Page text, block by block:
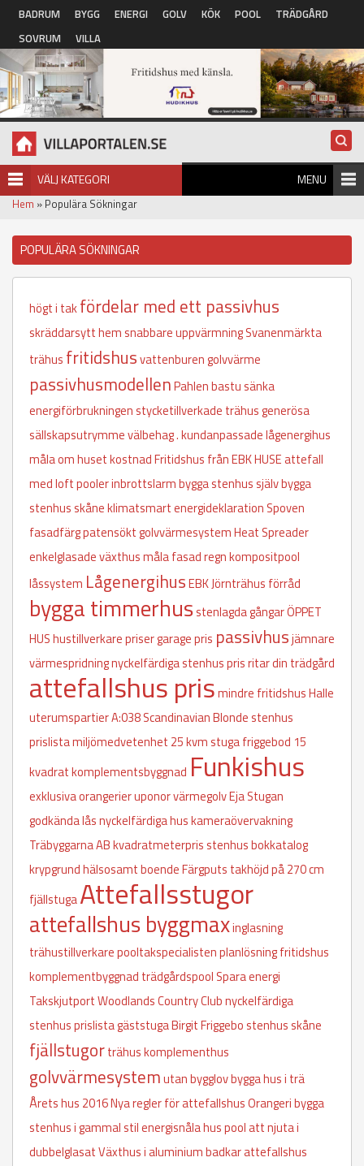
Hoppa till huvudinnehåll
BADRUM BYGG ENERGI GOLV KÖK POOL
TRÄDGÅRD
SOVRUM
VILLA
VÄLJ KATEGORI MENU
Hem » Populära Sökningar
POPULÄRA SÖKNINGAR
högt i takfördelar med ett passivhus
skräddarsytt hem snabbare uppvärmningSvanenmärkta
trähus fritidshusvattenburen golvvärme
passivhusmodellenPahlenbastu sänka
energiförbrukningen stycketillverkade trähusgenerösa
sällskapsutrymmevälbehag.kundanpassade lågenergihus
måla om huset kostnadFritidshus från EBK HUSEattefall
med loftpoolerinbrottslarmbygga stenhus självbygga
stenhus skåneklimatsmartenergideklaration Spoven
fasadfärgpatensökt golvvärmesystem Heat Spreader
enkelglasade växthusmåla fasad regnkompositpool
låssystem LågenergihusEBKJörnträhus förråd
bygga timmerhus stenlagda gångarÖPPET
HUShustillverkare prisergarage pris passivhusjämnare
värmespridningnyckelfärdiga stenhus prisritar din trädgård
attefallshus prismindre fritidshusHalle
uterumspartierA:038Scandinavian Blonde stenhus
prislistamiljömedvetenhet 25 kvm stugafriggebod 15
kvadratkomplementsbyggnad Funkishus
exklusiva orangerieruponor värmegolvEja Stugan
godkända låsnyckelfärdiga huskameraövervakning
Träbyggarna ABkvadratmeterpris stenhusbokkatalog
krypgrundhälsosamt boendeFärgputs takhöjd på 270 cm
fjällstugaAttefallsstugor
attefallshus byggmaxinglasning
trähustillverkarepooltakspecialistenplanlösning fritidshus
komplementbyggnad trädgårdspool Spara energi
TakskjutportWoodlands Country Clubnyckelfärdiga
stenhus prislistagäststugaBirgit Friggebo stenhus skåne
fjällstugorträhuskomplementhus
golvvärmesystemutan bygglovbygga hus i trä
Årets hus 2016Nya regler för attefallshusOrangeribygga
stenhus i gammal stilenergisnåla huspool att njuta i
dubbelglasatVäxthus i aluminiumbadkarattefallshus